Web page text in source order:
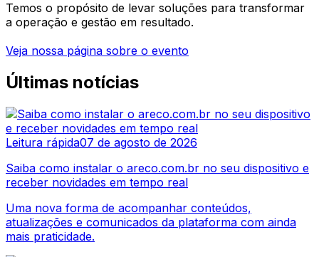
Temos o propósito de levar soluções para transformar
a operação e gestão em resultado.
Veja nossa página sobre o evento
Últimas notícias
Leitura rápida07 de agosto de 2026
Saiba como instalar o areco.com.br no seu dispositivo e
receber novidades em tempo real
Uma nova forma de acompanhar conteúdos,
atualizações e comunicados da plataforma com ainda
mais praticidade.